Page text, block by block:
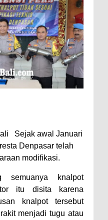
Sejak awal Januari
Denpasar telah
modifikasi.
semuanya knalpot
itu disita karena
knalpot tersebut
menjadi tugu atau